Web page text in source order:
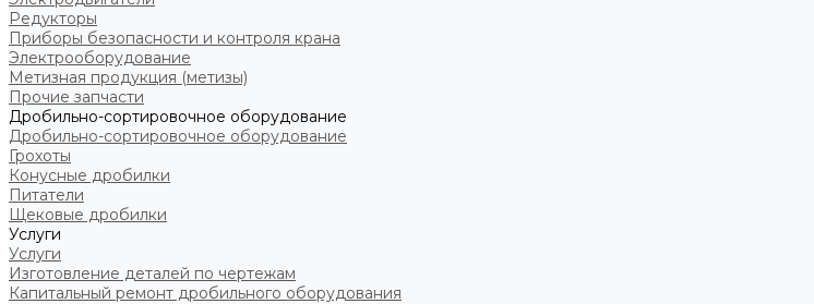
Редукторы
Приборы безопасности и контроля крана
Электрооборудование
Метизная продукция (метизы)
Прочие запчасти
Дробильно-сортировочное оборудование
Дробильно-сортировочное оборудование
Грохоты
Конусные дробилки
Питатели
Щековые дробилки
Услуги
Услуги
Изготовление деталей по чертежам
Капитальный ремонт дробильного оборудования